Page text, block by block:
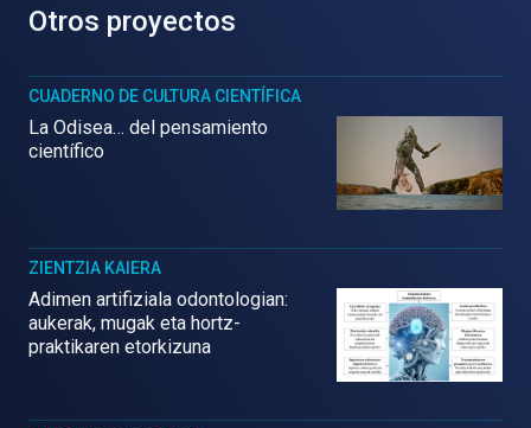
Otros proyectos
CUADERNO DE CULTURA CIENTÍFICA
La Odisea… del pensamiento
científico
ZIENTZIA KAIERA
Adimen artifiziala odontologian:
aukerak, mugak eta hortz-
praktikaren etorkizuna